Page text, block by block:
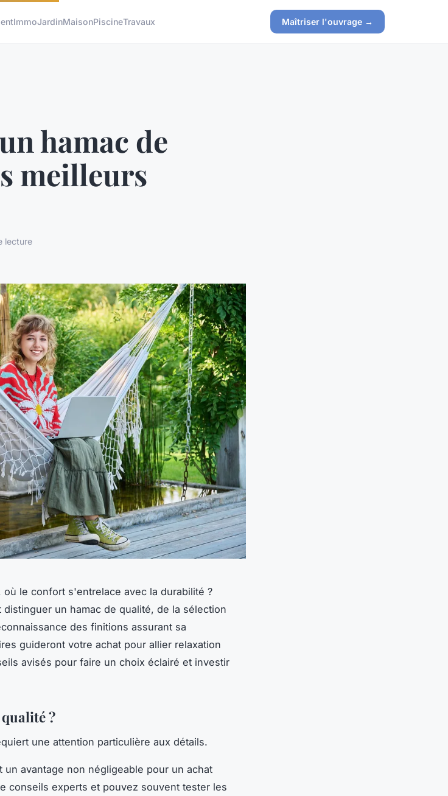
ImmoJardinMaisonPiscineTravaux Maîtriser l'ouvrage →
hamac de
meilleurs
lecture
le confort s'entrelace avec la durabilité ?
un hamac de qualité, de la sélection
des finitions assurant sa
guideront votre achat pour allier relaxation
avisés pour faire un choix éclairé et investir
?
une attention particulière aux détails.
un avantage non négligeable pour un achat
conseils experts et pouvez souvent tester les